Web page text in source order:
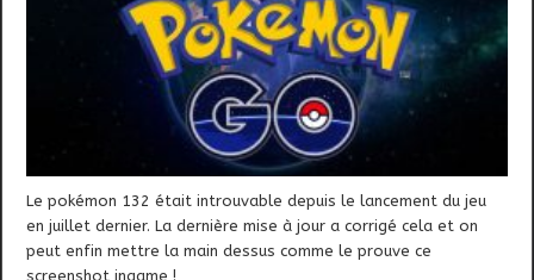
Le pokémon 132 était introuvable depuis le lancement du jeu
en juillet dernier. La dernière mise à jour a corrigé cela et on
peut enfin mettre la main dessus comme le prouve ce
screenshot ingame !